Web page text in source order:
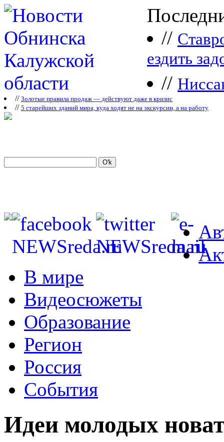
//
ездить
//
// Зoлoтые прaвилa продаж — действуют даже в кризис
// 5 старейших зданий мира, куда ходят не на экскурсии, а на работу
В мире
Видеосюжеты
Образование
Регион
Россия
События
Идеи молодых